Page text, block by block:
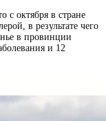
с октября в стране
в результате чего
в провинции
и 12